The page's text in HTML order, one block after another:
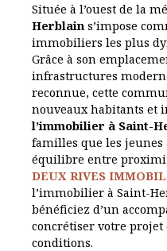
Située à l’ouest de la
Herblain s’impose
immobiliers les plus
Grâce à son
infrastructures
reconnue, cette
nouveaux habitants et
l’immobilier à Saint-
familles que les jeunes
équilibre entre
DEUX RIVES
l’immobilier à Saint-
bénéficiez d’un
concrétiser votre
conditions.